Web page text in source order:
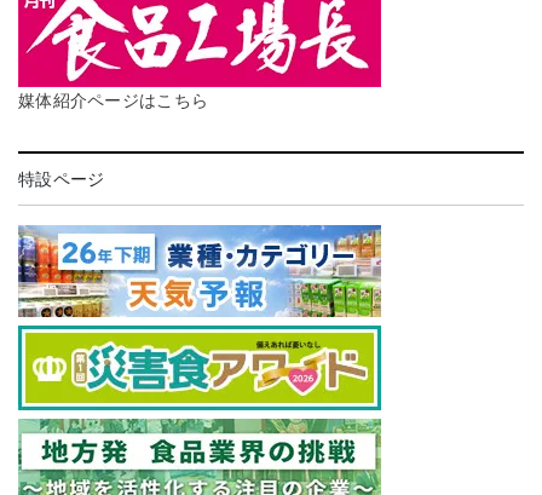
媒体紹介ページはこちら
特設ページ